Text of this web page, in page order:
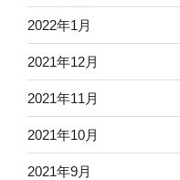
2022年1月
2021年12月
2021年11月
2021年10月
2021年9月